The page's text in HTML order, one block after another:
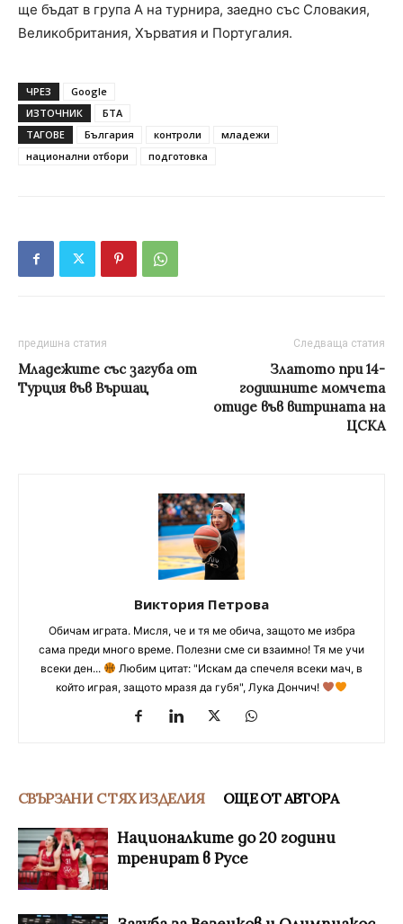
ще бъдат в група А на турнира, заедно със Словакия,
Великобритания, Хърватия и Португалия.
ЧРЕЗ
Google
ИЗТОЧНИК
БТА
ТАГОВЕ
България контроли
младежи
национални отбори
подготовка
предишна статия
Младежите със загуба от
Турция във Вършац
Следваща статия
Златото при 14-
годишните момчета
отиде във витрината на
ЦСКА
Виктория Петрова
Обичам играта. Мисля, че и тя ме обича, защото ме избра
сама преди много време. Полезни сме си взаимно! Тя ме учи
всеки ден...
Любим цитат: "Искам да спечеля всеки мач, в
който играя, защото мразя да губя", Лука Дончич!
СВЪРЗАНИ С ТЯХ ИЗДЕЛИЯ ОЩЕ ОТ АВТОРА
Националките до 20 години
тренират в Русе